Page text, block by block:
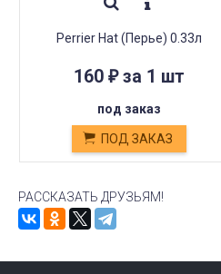
Perrier Hat (Перье) 0.33л
160₽за 1 шт
под заказ
ПОД ЗАКАЗ
РАССКАЗАТЬ ДРУЗЬЯМ!